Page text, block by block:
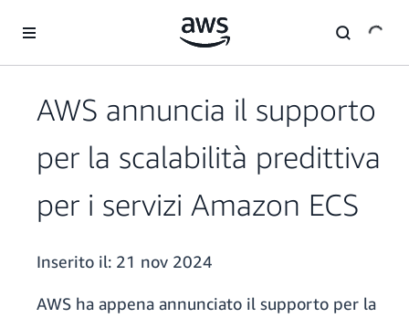
AWS annuncia il supporto
per la scalabilità predittiva
per i servizi Amazon ECS
Inserito il: 21 nov 2024
AWS ha appena annunciato il supporto per la